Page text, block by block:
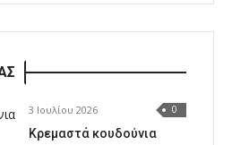
3 Ιουλίου 2026 0
Κρεμαστά κουδούνια